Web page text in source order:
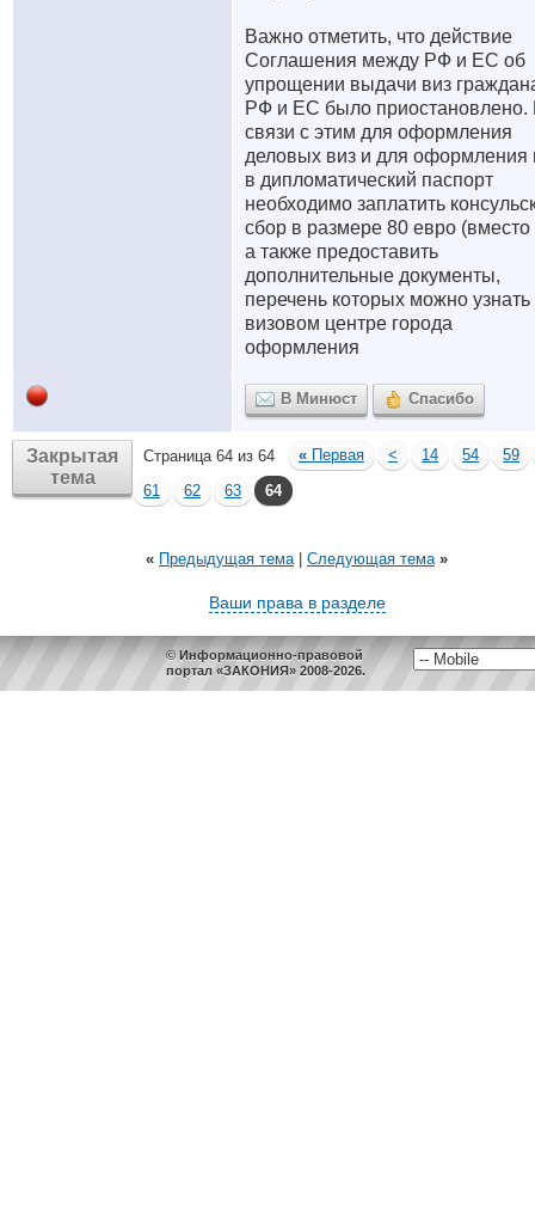
Важно отметить, что действие
Соглашения между РФ и ЕС об
упрощении выдачи виз
РФ и ЕС было приостановлено.
связи с этим для оформления
деловых виз и для оформления
в дипломатический паспорт
необходимо заплатить
сбор в размере 80 евро (вместо
а также предоставить
дополнительные документы,
перечень которых можно узнать
визовом центре города
оформления
В Минюст Спасибо
Закрытая
тема
Страница 64 из 64 « Первая < 14 54
59
61
62 63 64
« Предыдущая тема| Следующая тема »
Ваши права в разделе
© Информационно-правовой
портал «ЗАКОНИЯ» 2008-2026.